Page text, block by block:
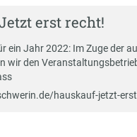
erst recht!
ein Jahr 2022: Im Zuge der
wir den
hauskauf-jetzt-